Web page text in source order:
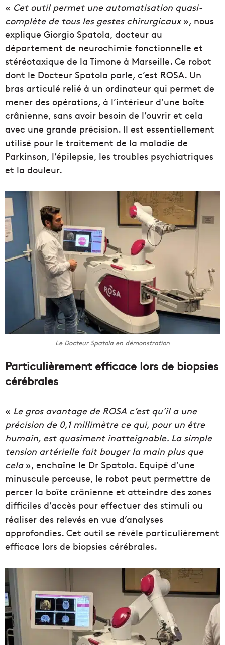
« Cet outil permet une automatisation quasi-
complète de tous les gestes chirurgicaux», nous
explique Giorgio Spatola, docteur au
département de neurochimie fonctionnelle et
stéréotaxique de la Timone à Marseille. Ce robot
dont le Docteur Spatola parle, c’est ROSA. Un
bras articulé relié à un ordinateur qui permet de
mener des opérations, à l’intérieur d’une boîte
crânienne, sans avoir besoin de l’ouvrir et cela
avec une grande précision. Il est essentiellement
utilisé pour le traitement de la maladie de
Parkinson, l’épilepsie, les troubles psychiatriques
et la douleur.
Le Docteur Spatola en démonstration
Particulièrement efficace lors de biopsies
cérébrales
« Le gros avantage de ROSA c’est qu’il a une
précision de 0,1 millimètre ce qui, pour un être
humain, est quasiment inatteignable. La simple
tension artérielle fait bouger la main plus que
cela», enchaîne le Dr Spatola. Equipé d’une
minuscule perceuse, le robot peut permettre de
percer la boîte crânienne et atteindre des zones
difficiles d’accès pour effectuer des stimuli ou
réaliser des relevés en vue d’analyses
approfondies. Cet outil se révèle particulièrement
efficace lors de biopsies cérébrales.